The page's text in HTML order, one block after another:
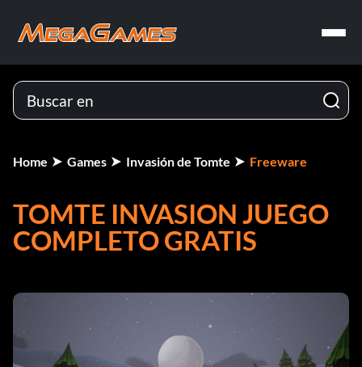
Home Games Invasión de Tomte Freeware
TOMTE INVASION JUEGO
COMPLETO GRATIS